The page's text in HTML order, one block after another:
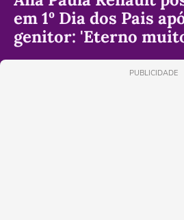
em 1º Dia dos Pais
genitor: 'Eterno
PUBLICIDADE